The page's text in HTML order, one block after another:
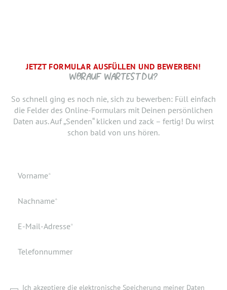
JETZT FORMULAR AUSFÜLLEN UND BEWERBEN!
WORAUF WARTEST DU?
So schnell ging es noch nie, sich zu bewerben: Füll einfach
die Felder des Online-Formulars mit Deinen persönlichen
Daten aus. Auf „Senden“ klicken und zack – fertig! Du wirst
schon bald von uns hören.
Pflichtfeld
Vorname*
Pflichtfeld
Nachname*
Pflichtfeld
E-Mail-Adresse*
Telefonnummer
Ich akzeptiere die elektronische Speicherung meiner Daten
BRAUCHEN WIR NOCH ...
SCHRITT.
bist, den neuen Job anzutreten. Du möchtest Deiner
Bewerbung doch noch einen Lebenslauf oder ein anderes
Dokument hinzufügen? Hier kannst Du es hochladen.
Verfügbar ab
Dokumente
Ich akzeptiere die elektronische Speicherung meiner Daten
DANKE, WIR FREUEN UNS AUF DICH UND MELDEN UNS